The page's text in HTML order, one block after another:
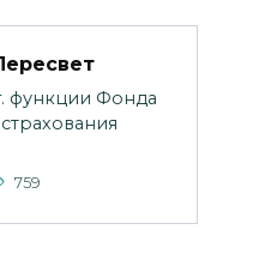
функции Фонда
759